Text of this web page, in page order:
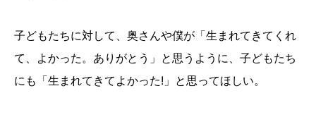
子どもたちに対して、奥さんや僕が「生まれてきてくれ
て、よかった。ありがとう」と思うように、子どもたち
にも「生まれてきてよかった!」と思ってほしい。